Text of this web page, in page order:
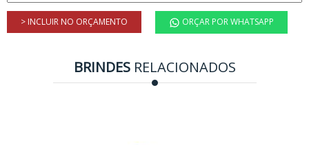
> INCLUIR NO ORÇAMENTO ORÇAR POR WHATSAPP
BRINDESRELACIONADOS